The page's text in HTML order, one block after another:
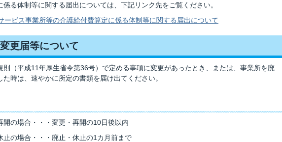
係る体制等に関する届出については、下記リンク先をご覧ください。
ービス事業所等の介護給付費算定に係る体制等に関する届出について
更届等について
則（平成11年厚生省令第36号）で定める事項に変更があったとき、または、事業所を廃
た時は、速やかに所定の書類を届け出てください。
開の場合・・・変更・再開の10日後以内
止の場合・・・廃止・休止の1カ月前まで